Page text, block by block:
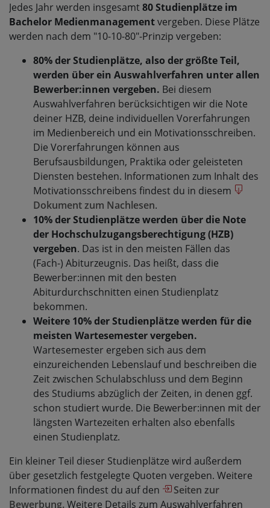
Jedes Jahr werden insgesamt80 Studienplätze im
Bachelor Medienmanagementvergeben. Diese Plätze
werden nach dem "10-10-80"-Prinzip vergeben:
80% der Studienplätze, also der größte Teil,
werden über ein Auswahlverfahren unter allen
Bewerber:innen vergeben. Bei diesem
Auswahlverfahren berücksichtigen wir die Note
deiner HZB, deine individuellen Vorerfahrungen
im Medienbereich und ein Motivationsschreiben.
Die Vorerfahrungen können aus
Berufsausbildungen, Praktika oder geleisteten
Diensten bestehen. Informationen zum Inhalt des
Motivationsschreibens findest du in diesem
Dokument zum Nachlesen.
10% der Studienplätze werden über die Note
der Hochschulzugangsberechtigung (HZB)
vergeben. Das ist in den meisten Fällen das
(Fach-) Abiturzeugnis. Das heißt, dass die
Bewerber:innen mit den besten
Abiturdurchschnitten einen Studienplatz
bekommen.
Weitere 10% der Studienplätze werden für die
meisten Wartesemester vergeben.
Wartesemester ergeben sich aus dem
einzureichenden Lebenslauf und beschreiben die
Zeit zwischen Schulabschluss und dem Beginn
des Studiums abzüglich der Zeiten, in denen ggf.
schon studiert wurde. Die Bewerber:innen mit der
längsten Wartezeiten erhalten also ebenfalls
einen Studienplatz.
Ein kleiner Teil dieser Studienplätze wird außerdem
über gesetzlich festgelegte Quoten vergeben. Weitere
Informationen findest du auf den
Seiten zur
Bewerbung.Weitere Details zum Auswahlverfahren